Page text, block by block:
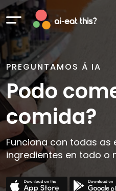
PREGUNTAMOS Á IA
Podo
comida?
Funciona con todas as
ingredientes en todo o